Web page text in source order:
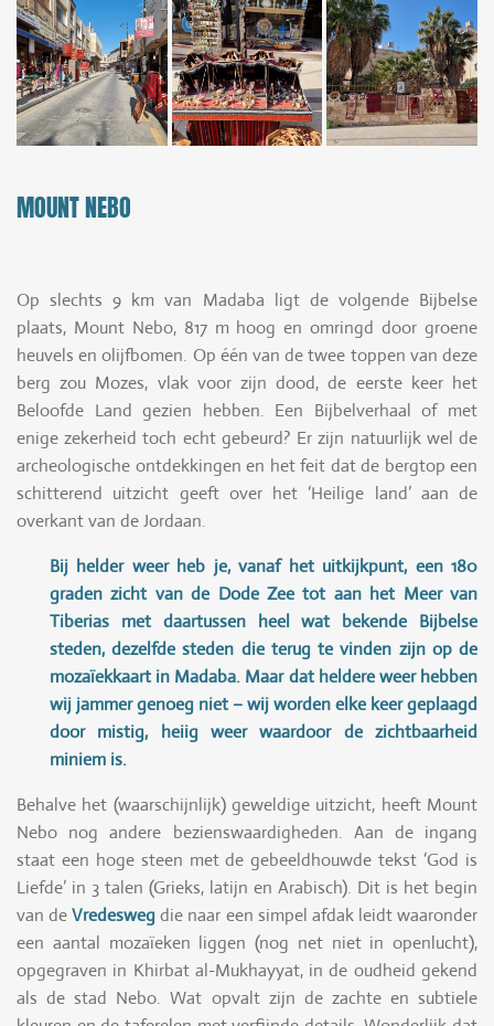
MOUNT NEBO
Op slechts 9 km van Madaba ligt de volgende Bijbelse
plaats, Mount Nebo, 817 m hoog en omringd door groene
heuvels en olijfbomen. Op één van de twee toppen van deze
berg zou Mozes, vlak voor zijn dood, de eerste keer het
Beloofde Land gezien hebben. Een Bijbelverhaal of met
enige zekerheid toch echt gebeurd? Er zijn natuurlijk wel de
archeologische ontdekkingen en het feit dat de bergtop een
schitterend uitzicht geeft over het ‘Heilige land’ aan de
overkant van de Jordaan.
Bij helder weer heb je, vanaf het uitkijkpunt, een 180
graden zicht van de Dode Zee tot aan het Meer van
Tiberias met daartussen heel wat bekende Bijbelse
steden, dezelfde steden die terug te vinden zijn op de
mozaïekkaart in Madaba. Maar dat heldere weer hebben
wij jammer genoeg niet – wij worden elke keer geplaagd
door mistig, heiig weer waardoor de zichtbaarheid
miniem is.
Behalve het (waarschijnlijk) geweldige uitzicht, heeft Mount
Nebo nog andere bezienswaardigheden. Aan de ingang
staat een hoge steen met de gebeeldhouwde tekst ‘God is
Liefde’ in 3 talen (Grieks, latijn en Arabisch). Dit is het begin
van deVredesweg die naar een simpel afdak leidt waaronder
een aantal mozaïeken liggen (nog net niet in openlucht),
opgegraven in Khirbat al-Mukhayyat, in de oudheid gekend
als de stad Nebo. Wat opvalt zijn de zachte en subtiele